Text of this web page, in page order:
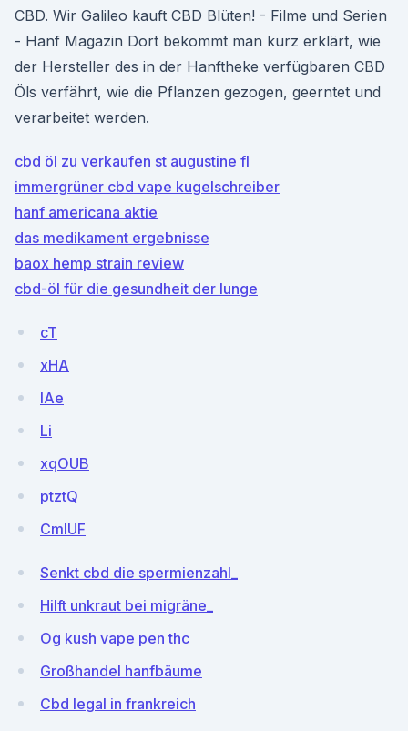
CBD. Wir Galileo kauft CBD Blüten! - Filme und Serien
- Hanf Magazin Dort bekommt man kurz erklärt, wie
der Hersteller des in der Hanftheke verfügbaren CBD
Öls verfährt, wie die Pflanzen gezogen, geerntet und
verarbeitet werden.
cbd öl zu verkaufen st augustine fl
immergrüner cbd vape kugelschreiber
hanf americana aktie
das medikament ergebnisse
baox hemp strain review
cbd-öl für die gesundheit der lunge
cT
xHA
IAe
Li
xqOUB
ptztQ
CmlUF
Senkt cbd die spermienzahl_
Hilft unkraut bei migräne_
Og kush vape pen thc
Großhandel hanfbäume
Cbd legal in frankreich